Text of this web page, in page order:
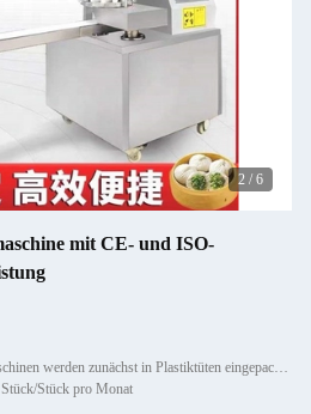
2 / 6
mit CE- und ISO-
Verpackung Informationen: Die Maschinen werden zunächst in Plastiktüten eingepackt; anschließend werden die Maschinen in ein s
Stück pro Monat